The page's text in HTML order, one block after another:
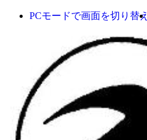
PCモードで画面を切り替え